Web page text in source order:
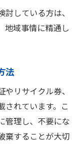
している方は、
地域事情に精通し
法
リサイクル券、
されています。こ
管理し、不要にな
棄することが大切